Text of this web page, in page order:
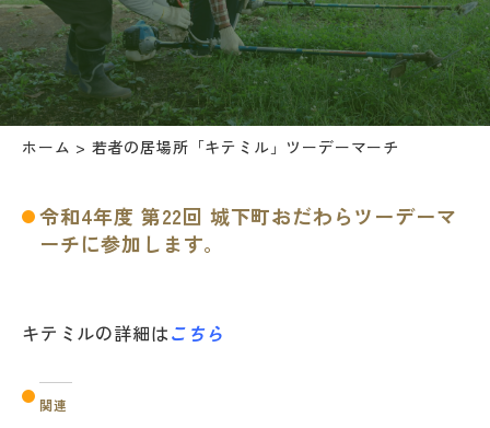
ホーム > 若者の居場所「キテミル」ツーデーマーチ
令和4年度 第22回 城下町おだわらツーデーマ
ーチに参加します。
キテミルの詳細はこちら
関連